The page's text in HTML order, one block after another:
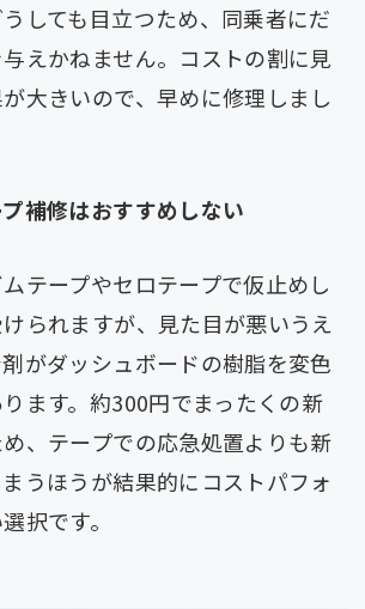
しても目立つため、同乗者にだ
えかねません。コストの割に見
大きいので、早めに修理しまし
補修はおすすめしない
テープやセロテープで仮止めし
られますが、見た目が悪いうえ
がダッシュボードの樹脂を変色
ます。約300円でまったくの新
、テープでの応急処置よりも新
うほうが結果的にコストパフォ
択です。